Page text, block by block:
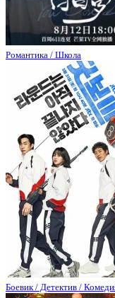
Романтика / Школа
Боевик / Детектив /